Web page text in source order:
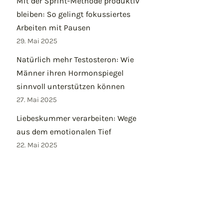
bleiben: So gelingt fokussiertes
Arbeiten mit Pausen
29. Mai 2025
Natürlich mehr Testosteron: Wie
Männer ihren Hormonspiegel
sinnvoll unterstützen können
27. Mai 2025
Liebeskummer verarbeiten: Wege
aus dem emotionalen Tief
22. Mai 2025